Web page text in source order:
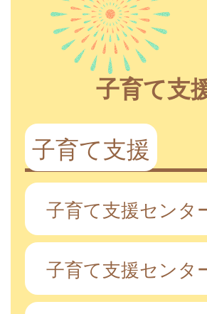
子育て支
子育て支援
子育て支援センタ
子育て支援センタ